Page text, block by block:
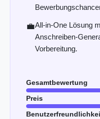
💼All-in-One Lösung
Anschreiben-
Vorbereitung.
Gesamtbewertung
Preis